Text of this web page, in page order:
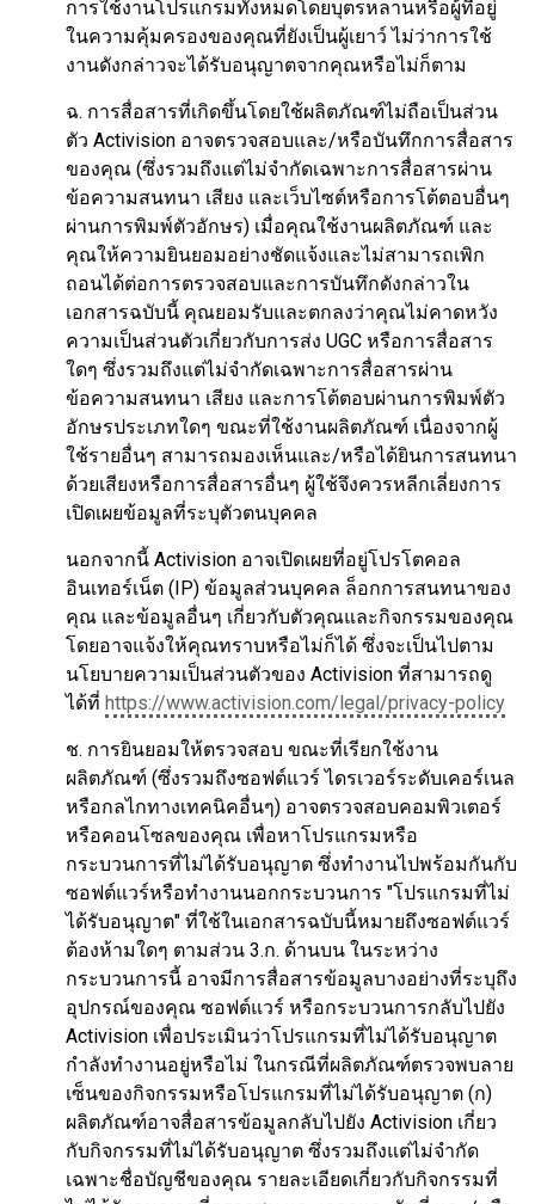
การใช้งานโปรแกรมทั้งหมดโดยบุตรหลานหรือผู้ที่อยู่
ในความคุ้มครองของคุณที่ยังเป็นผู้เยาว์ ไม่ว่าการใช้
งานดังกล่าวจะได้รับอนุญาตจากคุณหรือไม่ก็ตาม
ฉ. การสื่อสารที่เกิดขึ้นโดยใช้ผลิตภัณฑ์ไม่ถือเป็นส่วน
ตัว Activision อาจตรวจสอบและ/หรือบันทึกการสื่อสาร
ของคุณ (ซึ่งรวมถึงแต่ไม่จำกัดเฉพาะการสื่อสารผ่าน
ข้อความสนทนา เสียง และเว็บไซต์หรือการโต้ตอบอื่นๆ
ผ่านการพิมพ์ตัวอักษร) เมื่อคุณใช้งานผลิตภัณฑ์ และ
คุณให้ความยินยอมอย่างชัดแจ้งและไม่สามารถเพิก
ถอนได้ต่อการตรวจสอบและการบันทึกดังกล่าวใน
เอกสารฉบับนี้ คุณยอมรับและตกลงว่าคุณไม่คาดหวัง
ความเป็นส่วนตัวเกี่ยวกับการส่ง UGC หรือการสื่อสาร
ใดๆ ซึ่งรวมถึงแต่ไม่จำกัดเฉพาะการสื่อสารผ่าน
ข้อความสนทนา เสียง และการโต้ตอบผ่านการพิมพ์ตัว
อักษรประเภทใดๆ ขณะที่ใช้งานผลิตภัณฑ์ เนื่องจากผู้
ใช้รายอื่นๆ สามารถมองเห็นและ/หรือได้ยินการสนทนา
ด้วยเสียงหรือการสื่อสารอื่นๆ ผู้ใช้จึงควรหลีกเลี่ยงการ
เปิดเผยข้อมูลที่ระบุตัวตนบุคคล
นอกจากนี้ Activision อาจเปิดเผยที่อยู่โปรโตคอล
อินเทอร์เน็ต (IP) ข้อมูลส่วนบุคคล ล็อกการสนทนาของ
คุณ และข้อมูลอื่นๆ เกี่ยวกับตัวคุณและกิจกรรมของคุณ
โดยอาจแจ้งให้คุณทราบหรือไม่ก็ได้ ซึ่งจะเป็นไปตาม
นโยบายความเป็นส่วนตัวของ Activision ที่สามารถดู
ได้ที่ https://www.activision.com/legal/privacy-policy
ช. การยินยอมให้ตรวจสอบ ขณะที่เรียกใช้งาน
ผลิตภัณฑ์ (ซึ่งรวมถึงซอฟต์แวร์ ไดรเวอร์ระดับเคอร์เนล
หรือกลไกทางเทคนิคอื่นๆ) อาจตรวจสอบคอมพิวเตอร์
หรือคอนโซลของคุณ เพื่อหาโปรแกรมหรือ
กระบวนการที่ไม่ได้รับอนุญาต ซึ่งทำงานไปพร้อมกันกับ
ซอฟต์แวร์หรือทำงานนอกกระบวนการ "โปรแกรมที่ไม่
ได้รับอนุญาต" ที่ใช้ในเอกสารฉบับนี้หมายถึงซอฟต์แวร์
ต้องห้ามใดๆ ตามส่วน 3.ก. ด้านบน ในระหว่าง
กระบวนการนี้ อาจมีการสื่อสารข้อมูลบางอย่างที่ระบุถึง
อุปกรณ์ของคุณ ซอฟต์แวร์ หรือกระบวนการกลับไปยัง
Activision เพื่อประเมินว่าโปรแกรมที่ไม่ได้รับอนุญาต
กำลังทำงานอยู่หรือไม่ ในกรณีที่ผลิตภัณฑ์ตรวจพบลาย
เซ็นของกิจกรรมหรือโปรแกรมที่ไม่ได้รับอนุญาต (ก)
ผลิตภัณฑ์อาจสื่อสารข้อมูลกลับไปยัง Activision เกี่ยว
กับกิจกรรมที่ไม่ได้รับอนุญาต ซึ่งรวมถึงแต่ไม่จำกัด
เฉพาะชื่อบัญชีของคุณ รายละเอียดเกี่ยวกับกิจกรรมที่